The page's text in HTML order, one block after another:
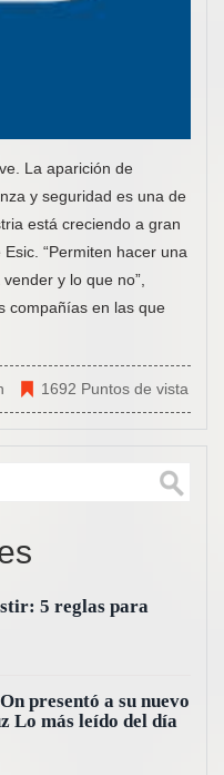
La aparición de
y seguridad es una de
está creciendo a gran
“Permiten hacer una
y lo que no”,
compañías en las que
1692 Puntos de vista
5 reglas para
presentó a su nuevo
Lo más leído del día